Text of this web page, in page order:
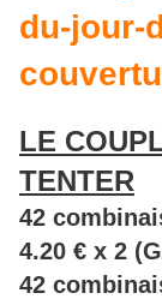
du-jour-
LE
TENTER
42
4.20 € x 2
42